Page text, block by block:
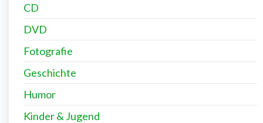
CD
DVD
Fotografie
Geschichte
Humor
Kinder & Jugend